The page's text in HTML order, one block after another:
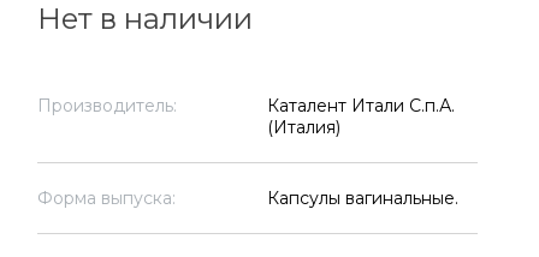
Нет в наличии
Производитель:
Каталент Итали С.п.А.
(Италия)
Форма выпуска: Капсулы вагинальные.